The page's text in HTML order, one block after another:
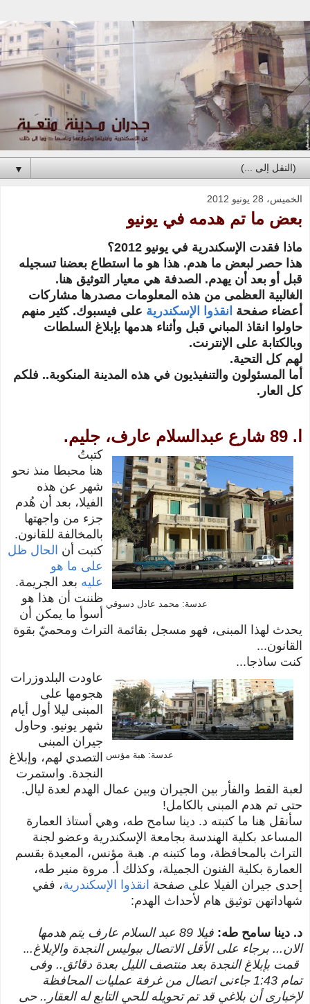
▼
الخميس، 28 يونيو 2012
بعض ما تم هدمه في يونيو
ماذا فقدت الإسكندرية في يونيو 2012؟
هذا حصر لبعض ما هدم. هذا هو ما استطاع بعضنا تسجيله
قبل أو بعد أن يهدم. الصدفة هي معيار التوثيق هنا.
الغالبية العظمى من هذه المعلومات مصدرها مشاركات
أعضاء صفحة انقذوا الإسكندرية على فيسبوك. كثير منهم
حاولوا انقاذ المباني قبل وأثناء هدمها بإبلاغ السلطات
وبالكتابة على الإنترنت.
لهم كل التحية.
أما المسئولون والتنفيذيون في هذه المدينة المنكوبة.. فلكم
كل العار.
ا. 89 شارع عبدالسلام عارف، جليم.
عدسة: محمد عادل دسوقي
كتبتُ
هنا محبطا منذ نحو
شهر عن هذه
الفيلا، بعد أن هُدم
جزء من واجهتها
بالمخالفة للقانون.
كتبت أن الحال ظل
على ما هو
عليه بعد الجريمة.
ظننت أن هذا هو
أسوأ ما يمكن أن
يحدث لهذا المبنى، فهو مسجل بقائمة التراث ومحميّ بقوة
القانون...
كنت ساذجا...
عدسة: هبة مؤنس
عاودت البلدوزرات
هجومها على
المبنى ليلا أول أيام
شهر يونيو. وحاول
جيران المبنى
التصدي لهم، وإبلاغ
النجدة. واستمرت
لعبة القط والفأر بين الجيران وبين عمال الهدم لعدة ليال.
حتى تم هدم المبنى بالكامل!
سأنقل هنا ما كتبته د. دينا سامح طه، وهي أستاذ العمارة
المساعد بكلية الهندسة بجامعة الإسكندرية وعضو لجنة
التراث بالمحافظة، وما كتبنه م. هبة مؤنس، المعيدة بقسم
العمارة بكلية الفنون الجميلة، وكذلك أ. مروة منير طه،
إحدى جيران الفيلا على صفحة انقذوا الإسكندرية، ففي
شهاداتهن توثيق هام لأحداث الهدم:
د. دينا سامح طه:
فيلا 89 عبد السلام عارف يتم هدمها
الان... برجاء على الأقل الاتصال ببوليس النجدة والإبلاغ...
قمت بإبلاغ النجدة بعد منتصف الليل بعدة دقائق.. وفى
تمام 1:43 جاءنى اتصال من غرفة عمليات المحافظة
لإخبارى أن بلاغي قد تم تحويله للحي التابع له العقار.. حى